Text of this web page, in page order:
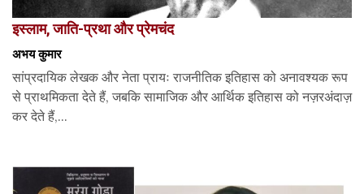
इस्लाम, जाति-प्रथा और प्रेमचंद
अभय कुमार
सांप्रदायिक लेखक और नेता प्रायः राजनीतिक इतिहास को अनावश्यक रूप
से प्राथमिकता देते हैं, जबकि सामाजिक और आर्थिक इतिहास को नज़रअंदाज़
कर देते हैं,...